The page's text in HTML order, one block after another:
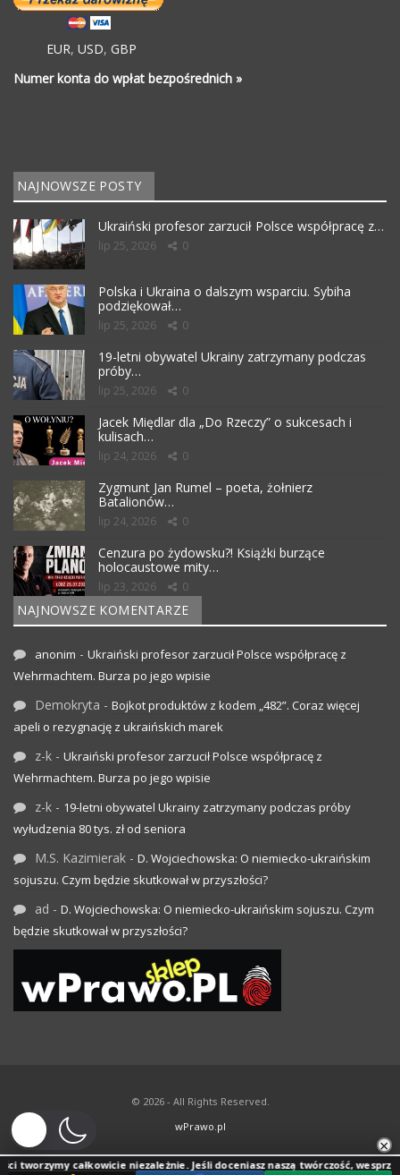
EUR, USD, GBP
Numer konta do wpłat bezpośrednich »
NAJNOWSZE POSTY
Ukraiński profesor zarzucił Polsce współpracę z…
lip 25, 2026 0
Polska i Ukraina o dalszym wsparciu. Sybiha
podziękował…
lip 25, 2026 0
19-letni obywatel Ukrainy zatrzymany podczas
próby…
lip 25, 2026 0
Jacek Międlar dla „Do Rzeczy” o sukcesach i
kulisach…
lip 24, 2026 0
Zygmunt Jan Rumel – poeta, żołnierz
Batalionów…
lip 24, 2026 0
Cenzura po żydowsku?! Książki burzące
holocaustowe mity…
lip 23, 2026 0
NAJNOWSZE KOMENTARZE
anonim - Ukraiński profesor zarzucił Polsce współpracę z
Wehrmachtem. Burza po jego wpisie
Demokryta - Bojkot produktów z kodem „482”. Coraz więcej
apeli o rezygnację z ukraińskich marek
z-k - Ukraiński profesor zarzucił Polsce współpracę z
Wehrmachtem. Burza po jego wpisie
z-k - 19-letni obywatel Ukrainy zatrzymany podczas próby
wyłudzenia 80 tys. zł od seniora
M.S. Kazimierak - D. Wojciechowska: O niemiecko-ukraińskim
sojuszu. Czym będzie skutkował w przyszłości?
ad - D. Wojciechowska: O niemiecko-ukraińskim sojuszu. Czym
będzie skutkował w przyszłości?
© 2026 - All Rights Reserved.
wPrawo.pl
×
całkowicie niezależnie. Jeśli doceniasz naszą twórczość, wesprzyj jej